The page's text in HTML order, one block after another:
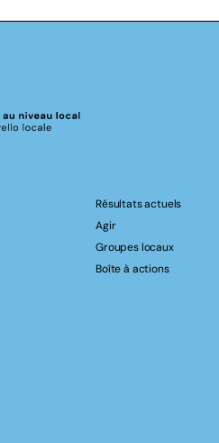
Résultats actuels
Agir
Groupes locaux
Boîte à actions